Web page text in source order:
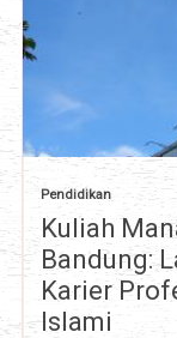
Pendidikan
Kuliah
Bandung:
Karier
Islami